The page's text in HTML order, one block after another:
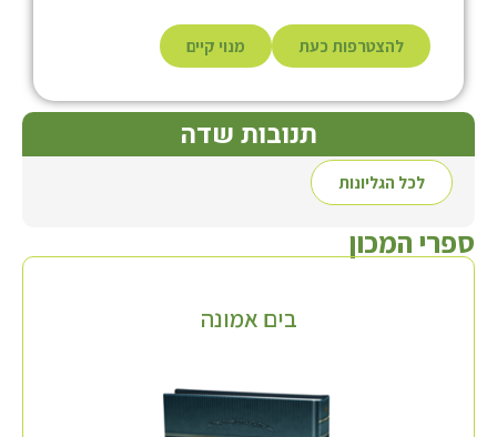
להצטרפות כעת מנוי קיים
תנובות שדה
לכל הגליונות
ספרי המכון
בים אמונה